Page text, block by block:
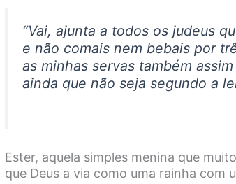
“Vai, ajunta a todos os judeus
e não comais nem bebais por
as minhas servas também
ainda que não seja segundo a
Ester, aquela simples menina que
que Deus a via como uma rainha com